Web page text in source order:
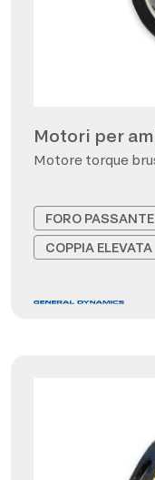
Motori per
Motore torque
FORO PASSANTE
COPPIA ELEVATA